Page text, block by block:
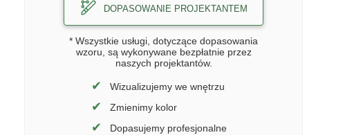
DOPASOWANIE PROJEKTANTEM
* Wszystkie usługi, dotyczące dopasowania
wzoru, są wykonywane bezpłatnie przez
naszych projektantów.
✔ Wizualizujemy we wnętrzu
✔ Zmienimy kolor
✔ Dopasujemy profesjonalne